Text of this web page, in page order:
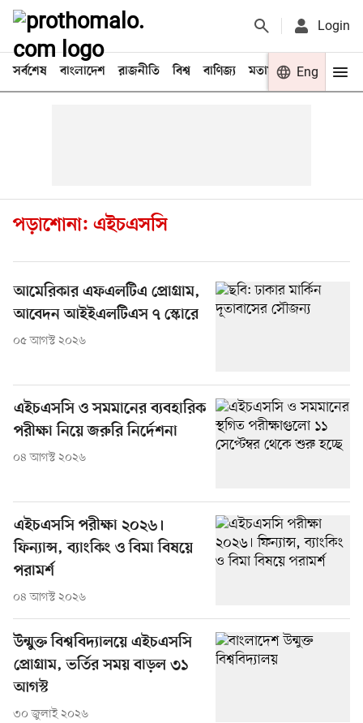
Login
সর্বশেষ বাংলাদেশ রাজনীতি বিশ্ব বাণিজ্য মতামত খেলা
Eng
পড়াশোনা: এইচএসসি
আমেরিকার এফএলটিএ প্রোগ্রাম,
আবেদন আইইএলটিএস ৭ স্কোরে
০৫ আগস্ট ২০২৬
এইচএসসি ও সমমানের ব্যবহারিক
পরীক্ষা নিয়ে জরুরি নির্দেশনা
০৪ আগস্ট ২০২৬
এইচএসসি পরীক্ষা ২০২৬।
ফিন্যান্স, ব্যাংকিং ও বিমা বিষয়ে
পরামর্শ
০৪ আগস্ট ২০২৬
উন্মুক্ত বিশ্ববিদ্যালয়ে এইচএসসি
প্রোগ্রাম, ভর্তির সময় বাড়ল ৩১
আগস্ট
৩০ জুলাই ২০২৬